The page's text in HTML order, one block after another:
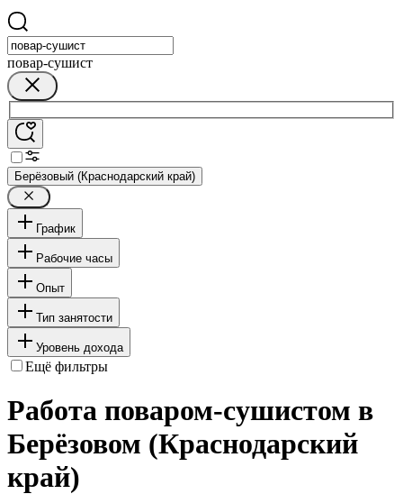
повар-сушист
Берёзовый (Краснодарский край)
График
Рабочие часы
Опыт
Тип занятости
Уровень дохода
Ещё фильтры
Работа поваром-сушистом в
Берёзовом (Краснодарский
край)